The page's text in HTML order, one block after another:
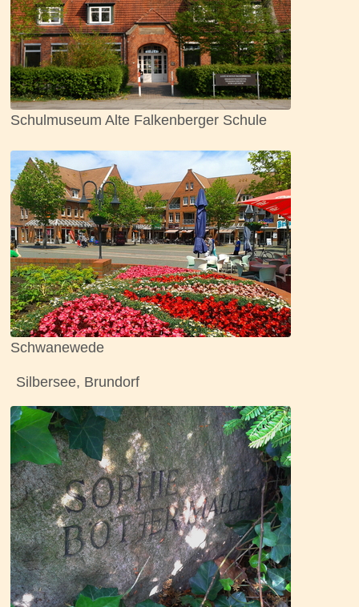
Schulmuseum Alte Falkenberger Schule
Schwanewede
Silbersee, Brundorf